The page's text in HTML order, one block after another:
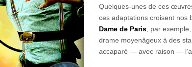
Quelques-unes de ces
ces adaptations croisent nos
Dame de Paris , par
drame moyenâgeux à des
accaparé — avec raison —